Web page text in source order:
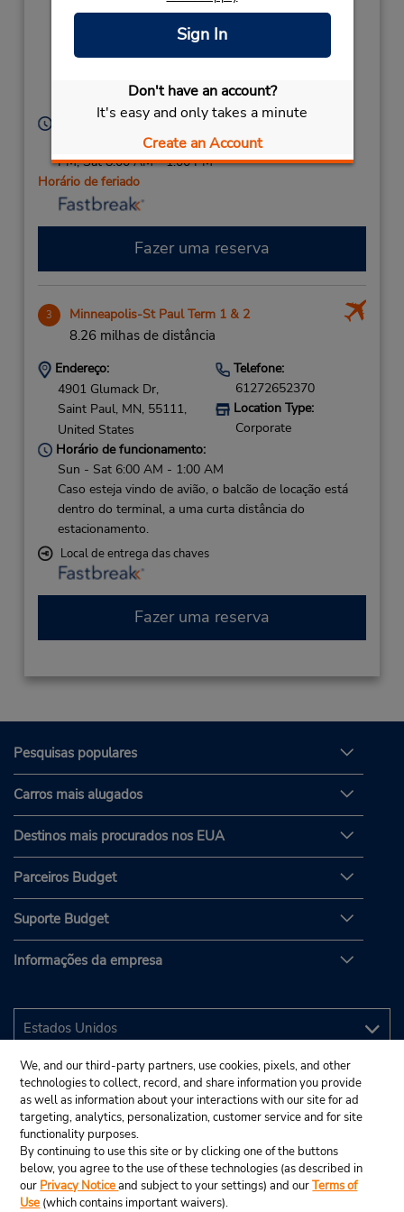
Sign In
Don't have an account?
It's easy and only takes a minute
Create an Account
Motorcycle),
MN,
55128,
Horário de funcionamento:
Sun 10:00 AM - 1:00 PM; Mon - Fri 7:00 AM - 6:00
PM; Sat 8:00 AM - 1:00 PM
Horário de feriado
Fazer uma reserva
3 Minneapolis-St Paul Term 1 & 2
8.26 milhas de distância
Endereço:
4901 Glumack Dr,
Saint Paul, MN, 55111,
United States
Telefone:
61272652370
Location Type:
Corporate
Horário de funcionamento:
Sun - Sat 6:00 AM - 1:00 AM
Caso esteja vindo de avião, o balcão de locação está
dentro do terminal, a uma curta distância do
estacionamento.
Local de entrega das chaves
Fazer uma reserva
Pesquisas populares
Carros mais alugados
Destinos mais procurados nos EUA
Parceiros Budget
Suporte Budget
Informações da empresa
We, and our third-party partners, use cookies, pixels, and other
technologies to collect, record, and share information you provide
as well as information about your interactions with our site for ad
targeting, analytics, personalization, customer service and for site
functionality purposes.
By continuing to use this site or by clicking one of the buttons
below, you agree to the use of these technologies (as described in
our Privacy Noticeand subject to your settings) and ourTerms of
Use (which contains important waivers).